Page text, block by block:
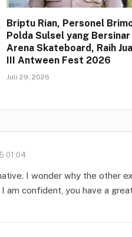
Briptu Rian, Personel
Polda Sulsel yang Bersinar
Arena Skateboard, Raih
III Antween Fest 2026
Juli 29, 2026
01:04
I wonder why the other
am confident, you have a